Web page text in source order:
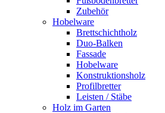
Zubehör
Hobelware
Brettschichtholz
Duo-Balken
Fassade
Hobelware
Konstruktionsholz
Profilbretter
Leisten / Stäbe
Holz im Garten